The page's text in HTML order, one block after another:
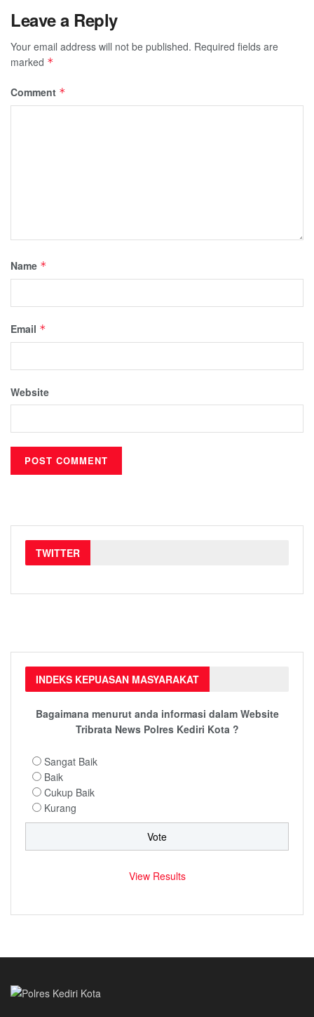
Leave a Reply
Your email address will not be published. Required fields are
marked *
Comment *
Name *
Email *
Website
TWITTER
INDEKS KEPUASAN MASYARAKAT
Bagaimana menurut anda informasi dalam Website
Tribrata News Polres Kediri Kota ?
Sangat Baik
Baik
Cukup Baik
Kurang
View Results